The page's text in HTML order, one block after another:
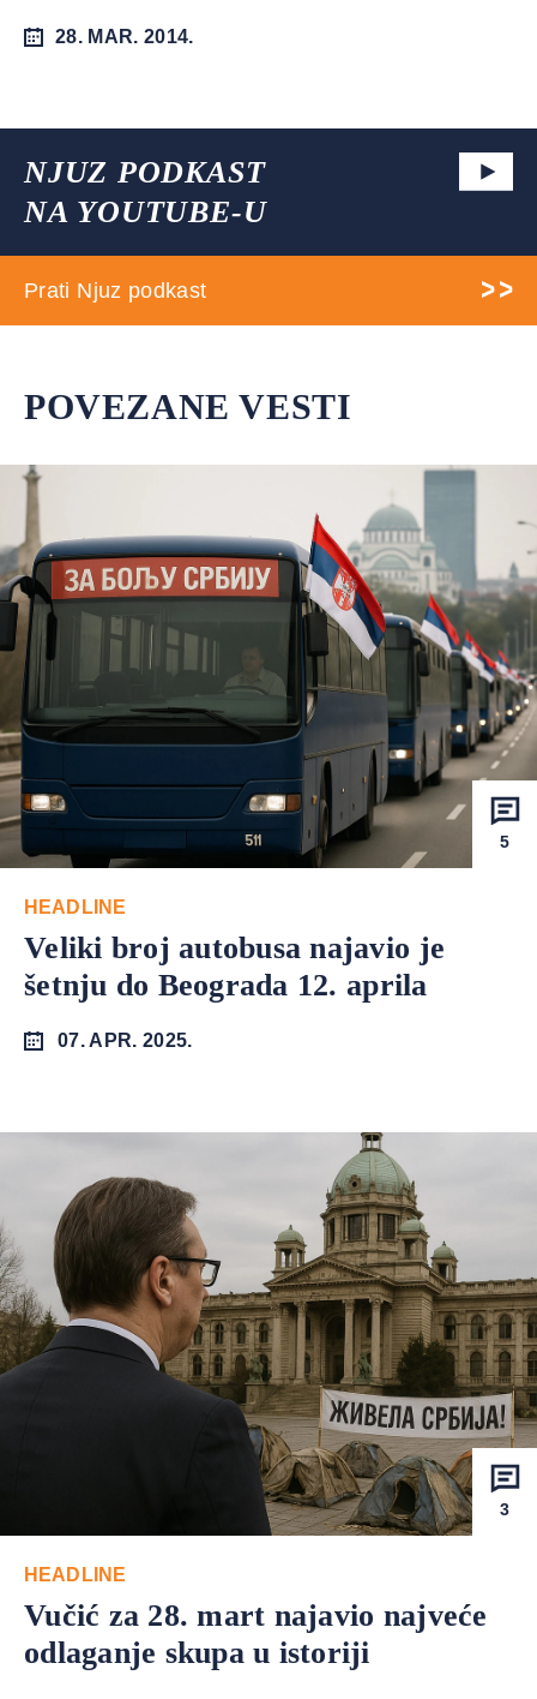
28. MAR. 2014.
NJUZ PODKAST
NA YOUTUBE-U
Prati Njuz podkast
POVEZANE VESTI
5
HEADLINE
Veliki broj autobusa najavio je
šetnju do Beograda 12. aprila
07. APR. 2025.
3
HEADLINE
Vučić za 28. mart najavio najveće
odlaganje skupa u istoriji